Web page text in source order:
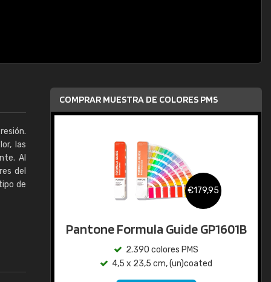
las
Al
del
de
COMPRAR MUESTRA DE COLORES PMS
€179,95
Pantone Formula Guide GP1601B
2.390 colores PMS
4,5 x 23,5 cm, (un)coated